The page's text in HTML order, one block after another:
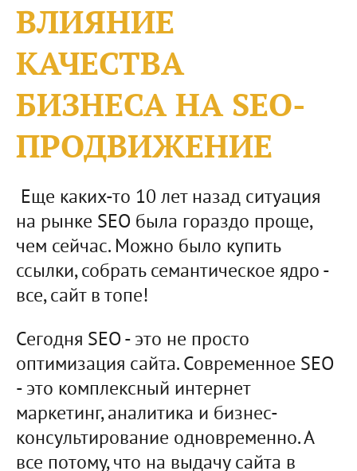
ВЛИЯНИЕ
КАЧЕСТВА
БИЗНЕСА НА SEO-
ПРОДВИЖЕНИЕ
Еще каких-то 10 лет назад ситуация
на рынке SEO была гораздо проще,
чем сейчас. Можно было купить
ссылки, собрать семантическое ядро -
все, сайт в топе!
Сегодня SEO - это не просто
оптимизация сайта. Современное SEO
- это комплексный интернет
маркетинг, аналитика и бизнес-
консультирование одновременно. А
все потому, что на выдачу сайта в